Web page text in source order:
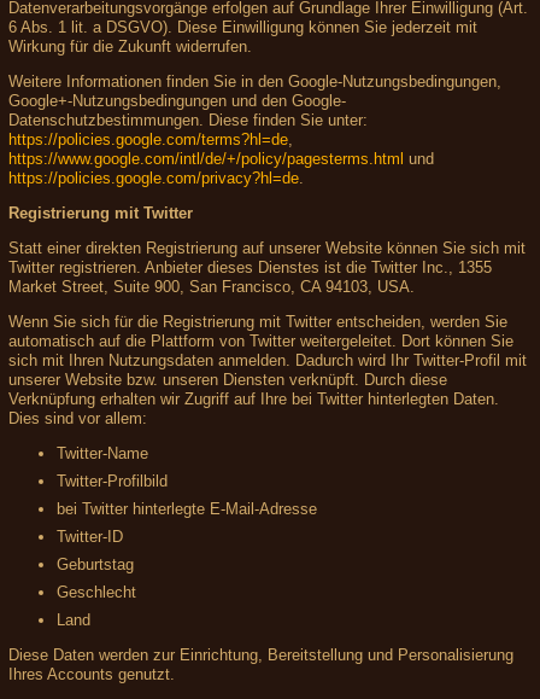
Datenverarbeitungsvorgänge erfolgen auf Grundlage Ihrer Einwilligung (Art.
6 Abs. 1 lit. a DSGVO). Diese Einwilligung können Sie jederzeit mit
Wirkung für die Zukunft widerrufen.
Weitere Informationen finden Sie in den Google-Nutzungsbedingungen,
Google+-Nutzungsbedingungen und den Google-
Datenschutzbestimmungen. Diese finden Sie unter:
https://policies.google.com/terms?hl=de,
https://www.google.com/intl/de/+/policy/pagesterms.html und
https://policies.google.com/privacy?hl=de.
Registrierung mit Twitter
Statt einer direkten Registrierung auf unserer Website können Sie sich mit
Twitter registrieren. Anbieter dieses Dienstes ist die Twitter Inc., 1355
Market Street, Suite 900, San Francisco, CA 94103, USA.
Wenn Sie sich für die Registrierung mit Twitter entscheiden, werden Sie
automatisch auf die Plattform von Twitter weitergeleitet. Dort können Sie
sich mit Ihren Nutzungsdaten anmelden. Dadurch wird Ihr Twitter-Profil mit
unserer Website bzw. unseren Diensten verknüpft. Durch diese
Verknüpfung erhalten wir Zugriff auf Ihre bei Twitter hinterlegten Daten.
Dies sind vor allem:
Twitter-Name
Twitter-Profilbild
bei Twitter hinterlegte E-Mail-Adresse
Twitter-ID
Geburtstag
Geschlecht
Land
Diese Daten werden zur Einrichtung, Bereitstellung und Personalisierung
Ihres Accounts genutzt.